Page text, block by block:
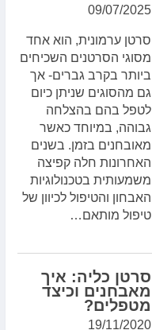
09/07/2025
סרטן ערמונית, הוא אחד
מסוגי הסרטנים השכיחים
ביותר בקרב גברים- אך
גם מהסוגים שניתן כיום
לטפל בהם בהצלחה
גבוהה, במיוחד כאשר
מאובחנים בזמן. בשנים
האחרונות חלה קפיצה
משמעותית בטכנולוגיות
האבחון והטיפול לכיוון של
טיפול מותאם…
סרטן כליה: איך
מאבחנים וכיצד
מטפלים?
19/11/2020